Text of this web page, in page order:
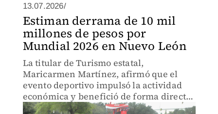
13.07.2026/
Estiman derrama de 10 mil
millones de pesos por
Mundial 2026 en Nuevo León
La titular de Turismo estatal,
Maricarmen Martínez, afirmó que el
evento deportivo impulsó la actividad
económica y benefició de forma directa
a sectores como hoteles y transporte.